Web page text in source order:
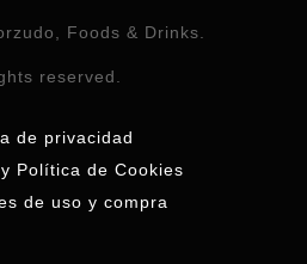
Foods & Drinks.
reserved.
de privacidad
Política de Cookies
de uso y compra